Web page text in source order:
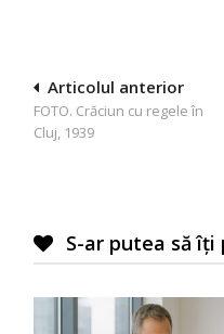
Navigare
în
Articolul anterior
FOTO. Crăciun cu regele în
Cluj, 1939
S-ar putea să îți